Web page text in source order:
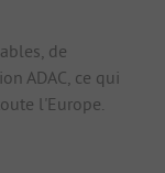
de
ADAC, ce qui
l'Europe.